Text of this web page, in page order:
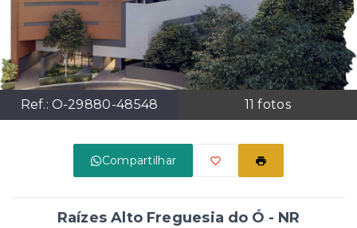
Ref.: O-29880-48548 11 fotos
Compartilhar
Raízes Alto Freguesia do Ó - NR